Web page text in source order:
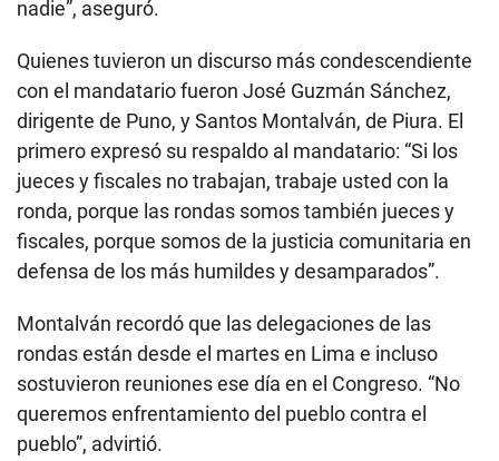
nadie”, aseguró.
Quienes tuvieron un discurso más condescendiente
con el mandatario fueron José Guzmán Sánchez,
dirigente de Puno, y Santos Montalván, de Piura. El
primero expresó su respaldo al mandatario: “Si los
jueces y fiscales no trabajan, trabaje usted con la
ronda, porque las rondas somos también jueces y
fiscales, porque somos de la justicia comunitaria en
defensa de los más humildes y desamparados”.
Montalván recordó que las delegaciones de las
rondas están desde el martes en Lima e incluso
sostuvieron reuniones ese día en el Congreso. “No
queremos enfrentamiento del pueblo contra el
pueblo”, advirtió.